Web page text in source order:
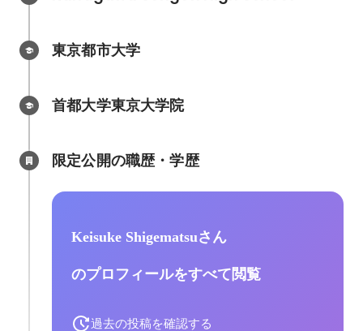
東京都市大学
首都大学東京大学院
限定公開の職歴・学歴
Keisuke Shigematsuさん
のプロフィールをすべて閲覧
過去の投稿を確認する